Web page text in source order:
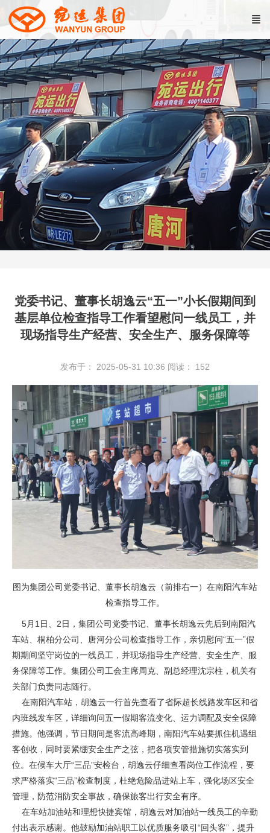
党委书记、董事长胡逸云“五一”小长假期间到
基层单位检查指导工作看望慰问一线员工，并
现场指导生产经营、安全生产、服务保障等
发布于： 2025-05-31 10:36 阅读： 152
图为集团公司党委书记、董事长胡逸云（前排右一）在南阳汽车站
检查指导工作。
5月1日、2日，集团公司党委书记、董事长胡逸云先后到南阳汽
车站、桐柏分公司、唐河分公司检查指导工作，亲切慰问“五一”假
期期间坚守岗位的一线员工，并现场指导生产经营、安全生产、服
务保障等工作。集团公司工会主席周克、副总经理沈宗柱，机关有
关部门负责同志随行。
在南阳汽车站，胡逸云一行首先查看了省际超长线路发车区和省
内班线发车区，详细询问五一假期客流变化、运力调配及安全保障
措施。他强调，节日期间是客流高峰期，南阳汽车站要抓住机遇组
客创收，同时要紧绷安全生产之弦，把各项安管措施切实落实到
位。在候车大厅“三品”安检台，胡逸云仔细查看岗位工作流程，要
求严格落实“三品”检查制度，杜绝危险品进站上车，强化场区安全
管理，防范消防安全事故，确保旅客出行安全有序。
在车站加油站和理想快捷宾馆，胡逸云对加油站一线员工的辛勤
付出表示感谢。他鼓励加油站职工以优质服务吸引“回头客”，提升